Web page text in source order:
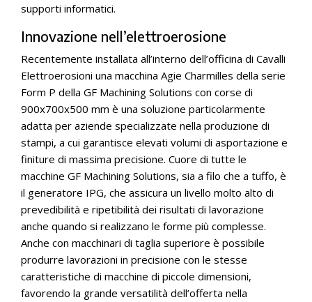
supporti informatici.
Innovazione nell’elettroerosione
Recentemente installata all’interno dell’officina di Cavalli
Elettroerosioni una macchina Agie Charmilles della serie
Form P della GF Machining Solutions con corse di
900x700x500 mm è una soluzione particolarmente
adatta per aziende specializzate nella produzione di
stampi, a cui garantisce elevati volumi di asportazione e
finiture di massima precisione. Cuore di tutte le
macchine GF Machining Solutions, sia a filo che a tuffo, è
il generatore IPG, che assicura un livello molto alto di
prevedibilità e ripetibilità dei risultati di lavorazione
anche quando si realizzano le forme più complesse.
Anche con macchinari di taglia superiore è possibile
produrre lavorazioni in precisione con le stesse
caratteristiche di macchine di piccole dimensioni,
favorendo la grande versatilità dell’offerta nella